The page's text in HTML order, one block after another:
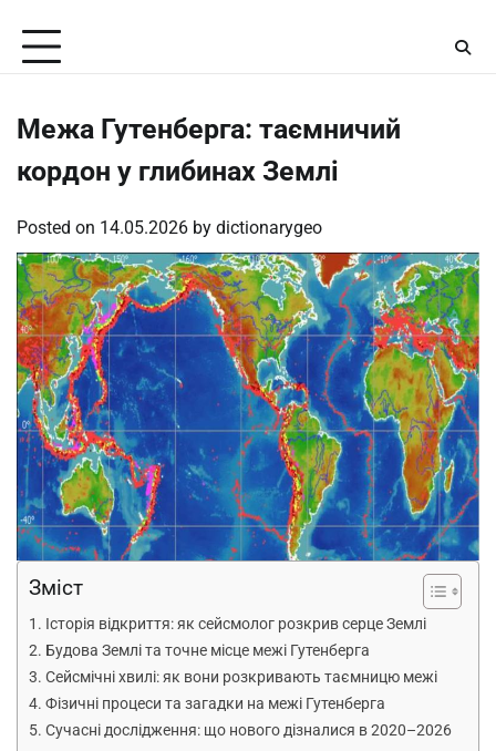
content
Межа Гутенберга: таємничий
кордон у глибинах Землі
Posted on 14.05.2026 by dictionarygeo
Зміст
Історія відкриття: як сейсмолог розкрив серце Землі
Будова Землі та точне місце межі Гутенберга
Сейсмічні хвилі: як вони розкривають таємницю межі
Фізичні процеси та загадки на межі Гутенберга
Сучасні дослідження: що нового дізналися в 2020–2026